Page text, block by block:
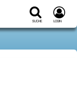
Suche Login